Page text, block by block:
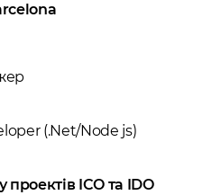
(.Net/Node js)
ICO та IDO